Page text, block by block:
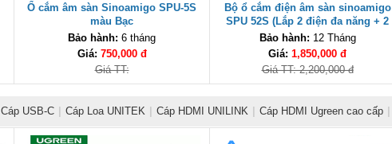
Ổ cắm âm sàn Sinoamigo SPU-5S
màu Bạc
Bảo hành: 6 tháng
Giá: 750,000 đ
Giá TT:
Bộ ổ cắm điện âm sàn sinoamigo
SPU 52S (Lắp 2 điện đa năng + 2
Mạng) cao cấp
Bảo hành: 12 Tháng
Giá: 1,850,000 đ
Giá TT: 2,200,000 đ
Cáp USB-C | Cáp Loa UNITEK | Cáp HDMI UNILINK | Cáp HDMI Ugreen cao cấp |